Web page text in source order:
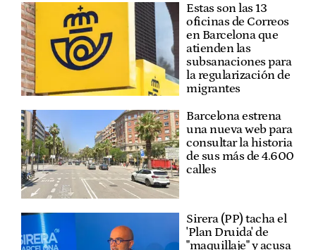
Estas son las 13
oficinas de Correos
en Barcelona que
atienden las
subsanaciones para
la regularización de
migrantes
Barcelona estrena
una nueva web para
consultar la historia
de sus más de 4.600
calles
Sirera (PP) tacha el
'Plan Druida' de
"maquillaje" y acusa